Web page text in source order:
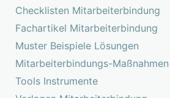
Checklisten Mitarbeiterbindung
Fachartikel Mitarbeiterbindung
Muster Beispiele Lösungen
Mitarbeiterbindungs-Maßnahmen
Tools Instrumente